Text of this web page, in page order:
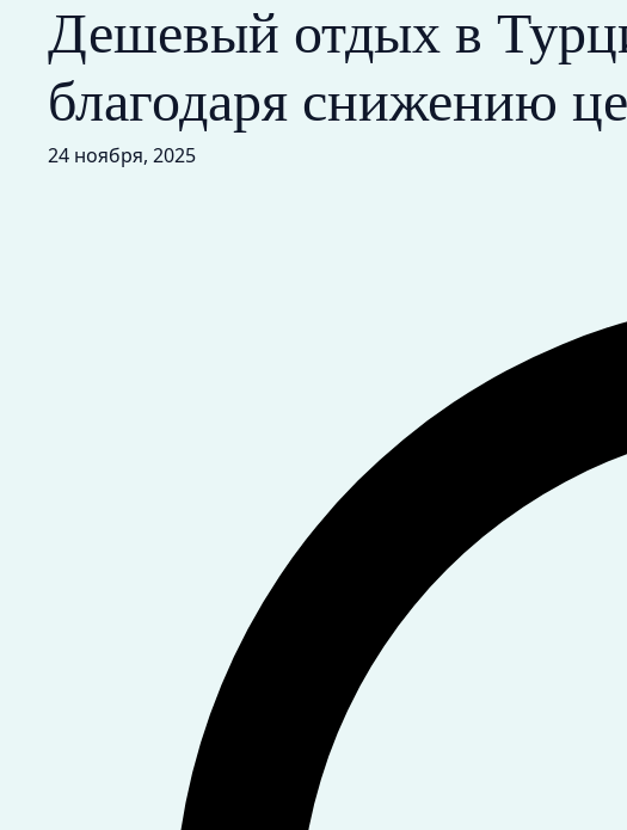
Дешевый отдых в
благодаря снижению
24 ноября, 2025